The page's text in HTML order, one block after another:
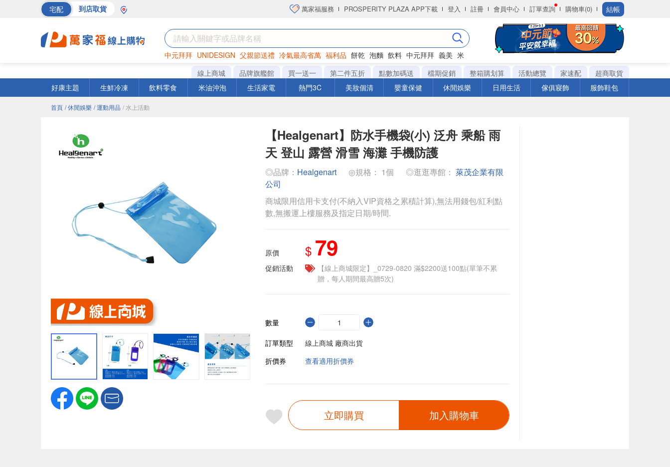
宅配 到店取貨 萬家福服務 PROSPERITY PLAZA APP下載 登入 註冊 會員中心 訂單查詢 購物車(0) 結帳
中元拜拜 UNIDESIGN 父親節送禮 冷氣最高省萬 福利品 餅乾 泡麵 飲料 中元拜拜 義美 米
罐頭 海苔 洋芋片
線上商城 品牌旗艦館 買一送一 第二件五折 點數加碼送 檔期促銷 整箱購划算 活動總覽 家速配
超商取貨
好康主題
生鮮冷凍 飲料零食 米油沖泡 生活家電 熱門3C 美妝個清 嬰童保健 休閒娛樂 日用生活 傢俱寢飾 服飾鞋包
首頁 / 休閒娛樂 / 運動用品 / 水上活動
【Healgenart】防水手機袋(小) 泛舟 乘船 雨
天 登山 露營 滑雪 海灘 手機防護
◎品牌： Healgenart ◎規格： 1個 ◎逛逛專館： 萊茂企業有限
公司
商城限用信用卡支付(不納入VIP資格之累積計算),無法用錢包/紅利點
數,無搬運上樓服務及指定日期/時間.
原價 $ 79
促銷活動
【線上商城限定】_0729-0820 滿$2200送100點(單筆不累
贈，每人期間最高贈5次)
數量
訂單類型
線上商城 廠商出貨
折價券
查看適用折價券
立即購買 加入購物車